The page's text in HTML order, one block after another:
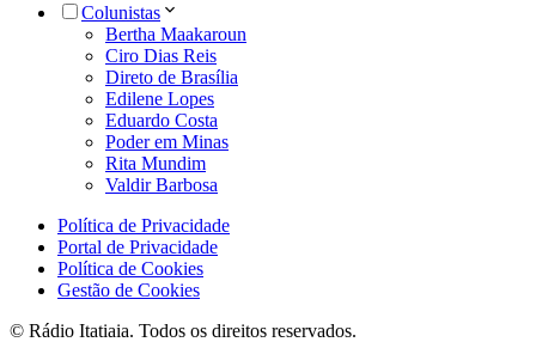
Colunistas
Bertha Maakaroun
Ciro Dias Reis
Direto de Brasília
Edilene Lopes
Eduardo Costa
Poder em Minas
Rita Mundim
Valdir Barbosa
Política de Privacidade
Portal de Privacidade
Política de Cookies
Gestão de Cookies
© Rádio Itatiaia. Todos os direitos reservados.